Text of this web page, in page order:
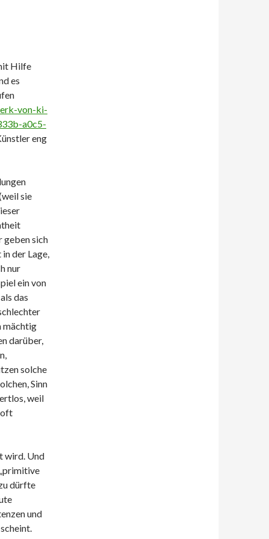
Hilfe
es
von-ki-
a0c5-
eng
sie
geben sich
der Lage,
nur
ein von
das
mächtig
darüber,
solche
Sinn
weil
oft
wird. Und
dürfte
und